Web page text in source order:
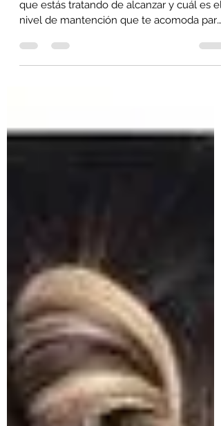
Siempre va a depender de cuál es el look
que estás tratando de alcanzar y cuál es el
nivel de mantención que te acomoda para